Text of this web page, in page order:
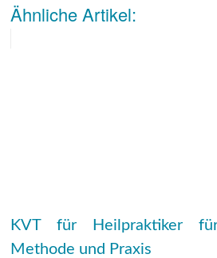
Ähnliche Artikel:
KVT für Heilpraktiker für
Methode und Praxis